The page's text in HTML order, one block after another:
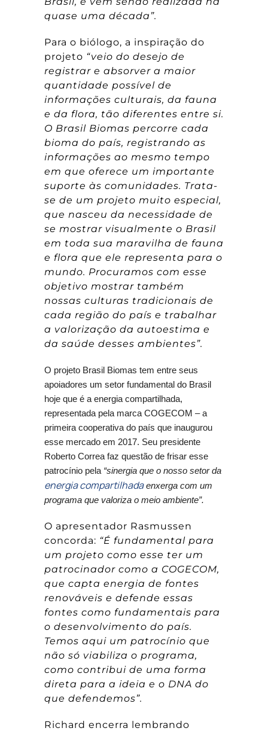
quase uma década”.
Para o biólogo, a inspiração do
projeto “veio do desejo de
registrar e absorver a maior
quantidade possível de
informações culturais, da fauna
e da flora, tão diferentes entre si.
O Brasil Biomas percorre cada
bioma do país, registrando as
informações ao mesmo tempo
em que oferece um importante
suporte às comunidades. Trata-
se de um projeto muito especial,
que nasceu da necessidade de
se mostrar visualmente o Brasil
em toda sua maravilha de fauna
e flora que ele representa para o
mundo. Procuramos com esse
objetivo mostrar também
nossas culturas tradicionais de
cada região do país e trabalhar
a valorização da autoestima e
da saúde desses ambientes”.
O projeto Brasil Biomas tem entre seus
apoiadores um setor fundamental do Brasil
hoje que é a energia compartilhada,
representada pela marca COGECOM – a
primeira cooperativa do país que inaugurou
esse mercado em 2017. Seu presidente
Roberto Correa faz questão de frisar esse
patrocínio pela “sinergia que o nosso setor da
energia compartilhadaenxerga com um
programa que valoriza o meio ambiente”.
O apresentador Rasmussen
concorda: “É fundamental para
um projeto como esse ter um
patrocinador como a COGECOM,
que capta energia de fontes
renováveis e defende essas
fontes como fundamentais para
o desenvolvimento do país.
Temos aqui um patrocínio que
não só viabiliza o programa,
como contribui de uma forma
direta para a ideia e o DNA do
que defendemos”.
Richard encerra lembrando